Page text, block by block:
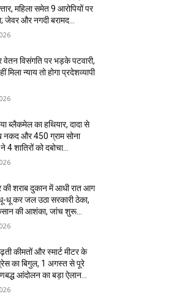
महिला समेत 9 आरोपियों पर
जेवर और नगदी बरामद…
वेतन विसंगति पर भड़के पटवारी,
न्याय तो होगा प्रदेशव्यापी
ब्लैकमेल का हथियार, दादा से
और 450 ग्राम सोना
4 शातिरों को दबोचा…
की शराब दुकान में आधी रात आग
धू कर जल उठा सरकारी ठेका,
की आशंका, जांच शुरू…
कीमतों और स्मार्ट मीटर के
का बिगुल, 1 अगस्त से पूरे
आंदोलन का बड़ा ऐलान…